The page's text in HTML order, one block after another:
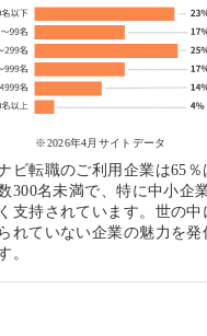
※2026年4月サイトデータ
ビ転職のご利用企業は65％
300名未満で、特に中小企
支持されています。世の中
れていない企業の魅力を発
。